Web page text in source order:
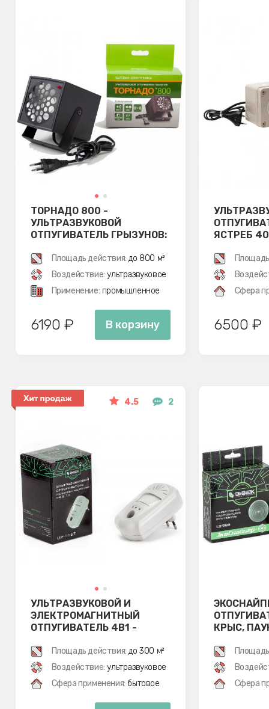
ТОРНАДО 800 -
УЛЬТРАЗВУКОВОЙ
ОТПУГИВАТЕЛЬ ГРЫЗУНОВ:
Площадь действия: до 800 м²
Воздействие: ультразвуковое
Применение: промышленное
6190 ₽ В корзину
ЯСТРЕБ
Сфера
6500 ₽
4.5 2
УЛЬТРАЗВУКОВОЙ И
ЭЛЕКТРОМАГНИТНЫЙ
ОТПУГИВАТЕЛЬ 4В1 -
Площадь действия: до 300 м²
Воздействие: ультразвуковое
Сфера применения: бытовое
КРЫС,
Сфера